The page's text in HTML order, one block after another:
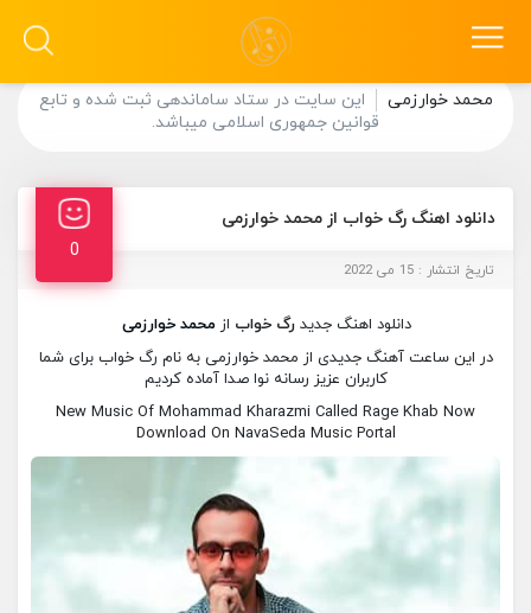
محمد خوارزمی
این سایت در ستاد ساماندهی ثبت شده و تابع
قوانین جمهوری اسلامی میباشد.
دانلود اهنگ رگ خواب از محمد خوارزمی
0
تاریخ انتشار : 15 می 2022
دانلود اهنگ جدید رگ خواب از محمد خوارزمی
در این ساعت آهنگ جدیدی از محمد خوارزمی به نام رگ خواب برای شما
کاربران عزیز رسانه نوا صدا آماده کردیم
New Music Of Mohammad Kharazmi Called Rage Khab Now
Download On NavaSeda Music Portal